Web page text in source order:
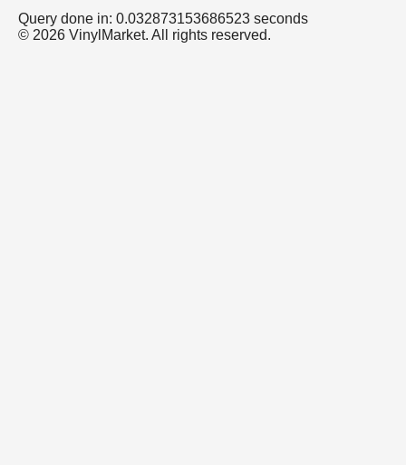
Query done in: 0.032873153686523 seconds
© 2026 VinylMarket. All rights reserved.